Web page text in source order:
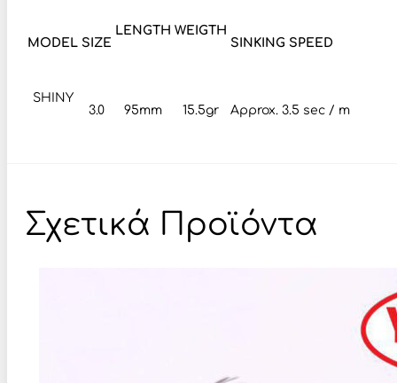
MODEL SIZE
LENGTH WEIGTH
SINKING SPEED
SHINY
3.0
95mm 15.5gr Approx. 3.5 sec / m
Σχετικά Προϊόντα